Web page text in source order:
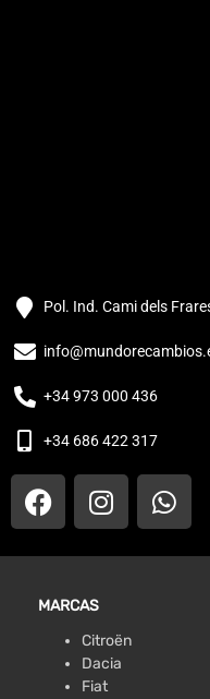
Pol. Ind. Cami dels
+34 973 000 436
+34 686 422 317
MARCAS
Citroën
Dacia
Fiat